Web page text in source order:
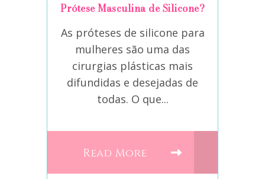
Prótese Masculina de Silicone?
As próteses de silicone para
mulheres são uma das
cirurgias plásticas mais
difundidas e desejadas de
todas. O que...
Read More